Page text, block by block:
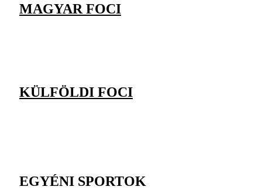
MAGYAR FOCI
KÜLFÖLDI FOCI
EGYÉNI SPORTOK